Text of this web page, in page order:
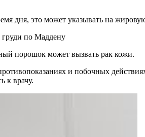
дня, это может указывать на
груди по Маддену
порошок может вызвать рак кожи.
и побочных
к врачу.